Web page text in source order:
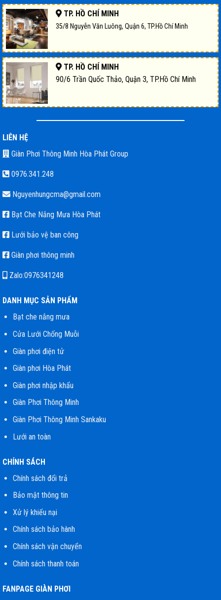
TP. HỒ CHÍ MINH
35/8 Nguyễn Văn Luông, Quận 6, TP.Hồ Chí Minh
TP. HỒ CHÍ MINH
90/6 Trần Quốc Thảo, Quận 3, TP.Hồ Chí Minh
LIÊN HỆ
Giàn Phơi Thông Minh Hòa Phát Group
0976.341.248
Nguyenhungcma@gmail.com
Bạt Che Nắng Mưa Hòa Phát
Lưới bảo vệ ban công
Giàn phơi thông minh
Zalo:0976341248
DANH MỤC SẢN PHẨM
Bạt che nắng mưa
Cửa Lưới Chống Muỗi
Giàn phơi điện tử
Giàn phơi Hòa Phát
Giàn phơi nhập khẩu
Giàn Phơi Thông Minh
Giàn Phơi Thông Minh Sankaku
Lưới an toàn
CHÍNH SÁCH
Chính sách đổi trả
Bảo mật thông tin
Xử lý khiếu nại
Chính sách bảo hành
Chính sách vận chuyển
Chính sách thanh toán
FANPAGE GIÀN PHƠI